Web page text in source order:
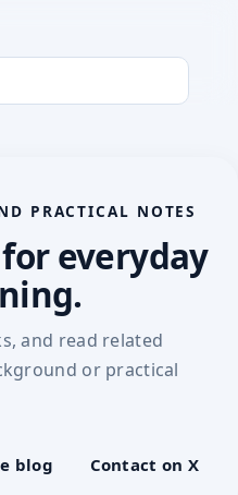
PRACTICAL NOTES
everyday
and read related
or practical
blog Contact on X